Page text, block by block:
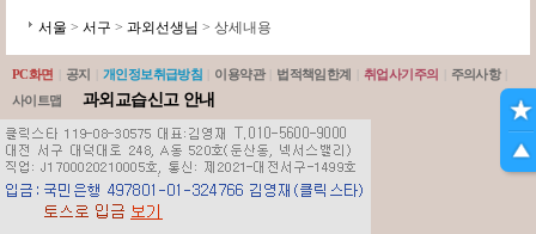
서울 > 서구 > 과외선생님 > 상세내용
PC화면 공지 개인정보취급방침 이용약관 법적책임한계 취업사기주의 주의사항
사이트맵
과외교습신고 안내